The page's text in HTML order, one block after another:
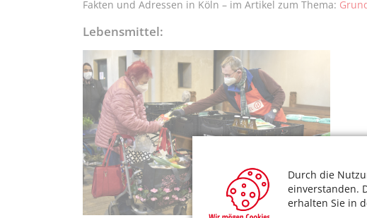
Durch die
einverstanden.
erhalten Sie in
Fakten und Adressen in Köln – im Artikel zum Thema:
Lebensmittel: